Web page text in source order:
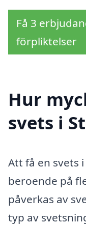
Få 3
förpliktelser
Hur
svets i
Att få en svets
beroende på
påverkas av
typ av